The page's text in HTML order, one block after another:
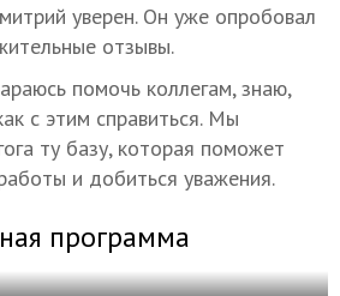
уверен. Он уже опробовал
отзывы.
помочь коллегам, знаю,
с этим справиться. Мы
ту базу, которая поможет
и добиться уважения.
программа